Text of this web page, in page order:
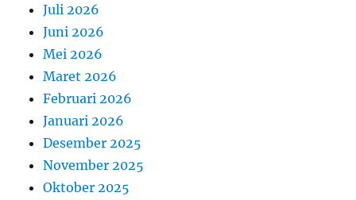
Juli 2026
Juni 2026
Mei 2026
Maret 2026
Februari 2026
Januari 2026
Desember 2025
November 2025
Oktober 2025